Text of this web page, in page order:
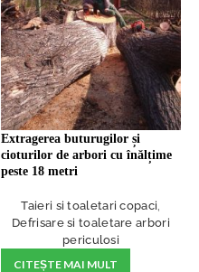
Extragerea buturugilor și
cioturilor de arbori cu înălțime
peste 18 metri
Taieri si toaletari copaci,
Defrisare si toaletare arbori
periculosi
CITEȘTE MAI MULT